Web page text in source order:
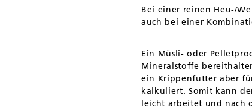
Bei einer reinen Heu-/
auch bei einer
Ein Müsli- oder
Mineralstoffe
ein Krippenfutter aber
kalkuliert. Somit kann
leicht arbeitet und nach